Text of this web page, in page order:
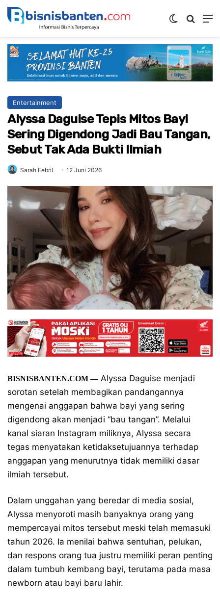
Switch skin
Entertainment
Alyssa Daguise Tepis Mitos Bayi
Sering Digendong Jadi Bau Tangan,
Sebut Tak Ada Bukti Ilmiah
Sarah Febril 12 Juni 2026
BISNISBANTEN.COM—Alyssa Daguise menjadi
sorotan setelah membagikan pandangannya
mengenai anggapan bahwa bayi yang sering
digendong akan menjadi “bau tangan”. Melalui
kanal siaran Instagram miliknya, Alyssa secara
tegas menyatakan ketidaksetujuannya terhadap
anggapan yang menurutnya tidak memiliki dasar
ilmiah tersebut.
Dalam unggahan yang beredar di media sosial,
Alyssa menyoroti masih banyaknya orang yang
mempercayai mitos tersebut meski telah memasuki
tahun 2026. Ia menilai bahwa sentuhan, pelukan,
dan respons orang tua justru memiliki peran penting
dalam tumbuh kembang bayi, terutama pada masa
newborn atau bayi baru lahir.